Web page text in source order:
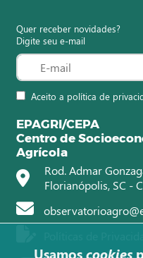
Quer receber novidades?
Digite seu e-mail
Aceito a política de
EPAGRI/CEPA
Centro de
Agrícola
Rod. Admar
Florianópolis, SC -
Usamos cookies